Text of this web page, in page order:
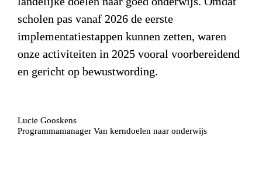
scholen pas vanaf 2026 de eerste
implementatiestappen kunnen zetten, waren
onze activiteiten in 2025 vooral voorbereidend
en gericht op bewustwording.
Lucie Gooskens
Programmamanager Van kerndoelen naar onderwijs